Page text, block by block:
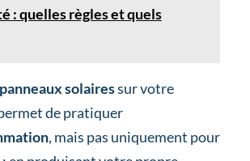
: quelles règles et quels
solairessur votre
de pratiquer
, mais pas uniquement pour